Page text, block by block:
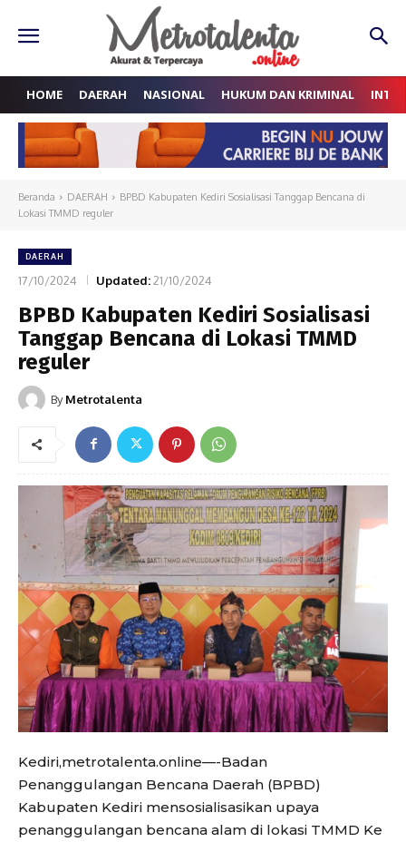
HOME DAERAH NASIONAL HUKUM DAN KRIMINAL
Beranda DAERAH
BPBD Kabupaten Kediri Sosialisasi Tanggap Bencana di
Lokasi TMMD reguler
DAERAH
17/10/2024 Updated:21/10/2024
BPBD Kabupaten Kediri Sosialisasi
Tanggap Bencana di Lokasi TMMD
reguler
By Metrotalenta
Kediri,metrotalenta.online—-Badan
Penanggulangan Bencana Daerah (BPBD)
Kabupaten Kediri mensosialisasikan upaya
penanggulangan bencana alam di lokasi TMMD Ke